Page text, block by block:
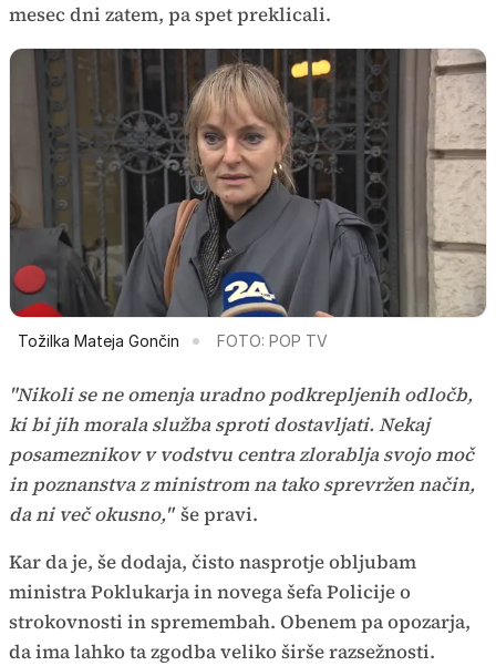
mesec dni zatem, pa spet preklicali.
Tožilka Mateja Gončin FOTO: POP TV
"Nikoli se ne omenja uradno podkrepljenih odločb,
ki bi jih morala služba sproti dostavljati. Nekaj
posameznikov v vodstvu centra zlorablja svojo moč
in poznanstva z ministrom na tako sprevržen način,
da ni več okusno," še pravi.
Kar da je, še dodaja, čisto nasprotje obljubam
ministra Poklukarja in novega šefa Policije o
strokovnosti in spremembah. Obenem pa opozarja,
da ima lahko ta zgodba veliko širše razsežnosti.